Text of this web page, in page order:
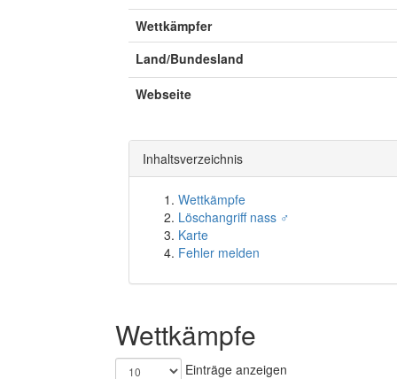
Wettkämpfer
Land/Bundesland
Webseite
Inhaltsverzeichnis
Wettkämpfe
Löschangriff nass ♂
Karte
Fehler melden
Wettkämpfe
Einträge anzeigen